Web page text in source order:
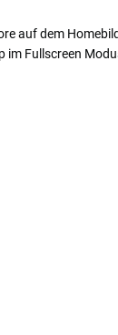
auf dem
im Fullscreen